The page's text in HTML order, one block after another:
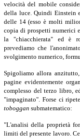
velocità del mobile
della luce. Quindi Einstein
delle 14 (esso è molti
copia di prospetti numerici
la "chiacchierata" ed è
prevediamo che
svolgimento numerico,
Spigoliamo allora
pagine evidentemente
complesso del terzo libro,
"impaginato". Forse ci
toboggan submatematico:
"L'analisi della proprietà
limiti del presente lavoro.